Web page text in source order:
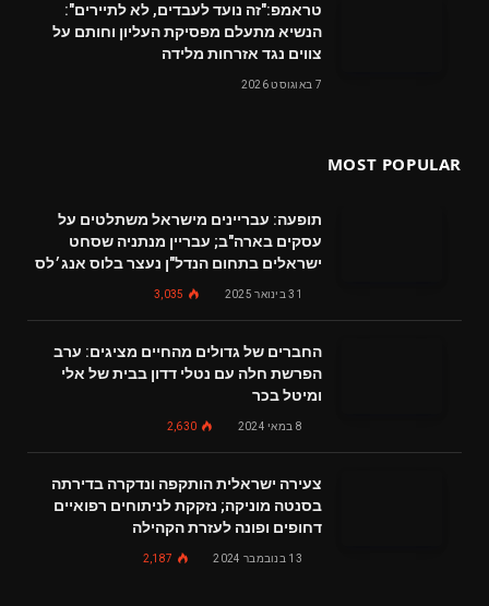
טראמפ:"זה נועד לעבדים, לא לתיירים":
הנשיא מתעלם מפסיקת העליון וחותם על
צווים נגד אזרחות מלידה
7 באוגוסט 2026
MOST POPULAR
תופעה: עבריינים מישראל משתלטים על
עסקים בארה"ב; עבריין מנתניה שסחט
ישראלים בתחום הנדל"ן נעצר בלוס אנג׳לס
31 בינואר 2025 3,035
החברים של גדולים מהחיים מציגים: ערב
הפרשת חלה עם נטלי דדון בבית של אלי
ומיטל בכר
8 במאי 2024 2,630
צעירה ישראלית הותקפה ונדקרה בדירתה
בסנטה מוניקה; נזקקת לניתוחים רפואיים
דחופים ופונה לעזרת הקהילה
13 בנובמבר 2024 2,187